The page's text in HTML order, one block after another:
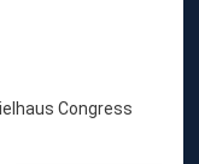
Congress